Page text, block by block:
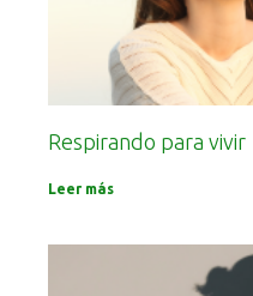
Respirando para vivir
Leer más